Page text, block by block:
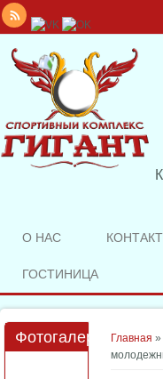
О НАС
ГОСТИНИЦА
Вы
Главная »
Фотогалерея